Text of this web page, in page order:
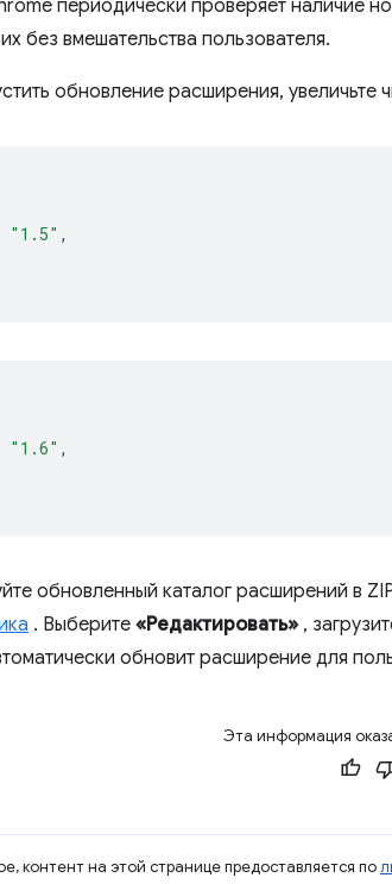
периодически проверяет наличие
без вмешательства пользователя.
обновление расширения, увеличьте
"1.5" ,
"1.6" ,
обновленный каталог расширений в
. Выберите «Редактировать» ,
обновит расширение для
Эта информация
контент на этой странице предоставляется по